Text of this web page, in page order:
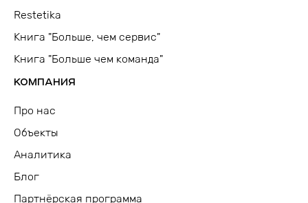
Restetika
Книга "Больше, чем сервис"
Книга "Больше чем команда"
КОМПАНИЯ
Про нас
Объекты
Аналитика
Блог
Партнёрская программа